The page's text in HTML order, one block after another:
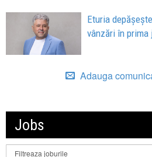
Eturia
vânzări în
Adauga
Jobs